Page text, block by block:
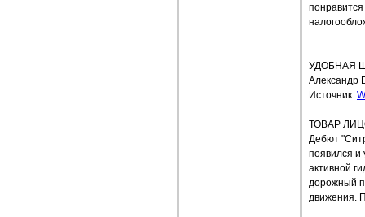
УДОБНАЯ
Александр
Источник:
ТОВАР
Дебют
появился и
активной
дорожный
движения.